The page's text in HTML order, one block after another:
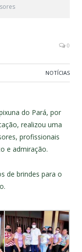
0
NOTÍCIAS
do Pará, por
realizou uma
profissionais
e admiração.
de brindes para o